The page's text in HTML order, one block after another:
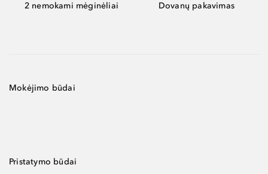
2 nemokami mėginėliai Dovanų pakavimas
Mokėjimo būdai
Pristatymo būdai